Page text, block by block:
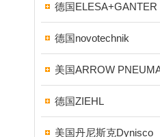
德国ELESA+GANTER
德国novotechnik
德国ZIEHL
美国丹尼斯克Dynisco